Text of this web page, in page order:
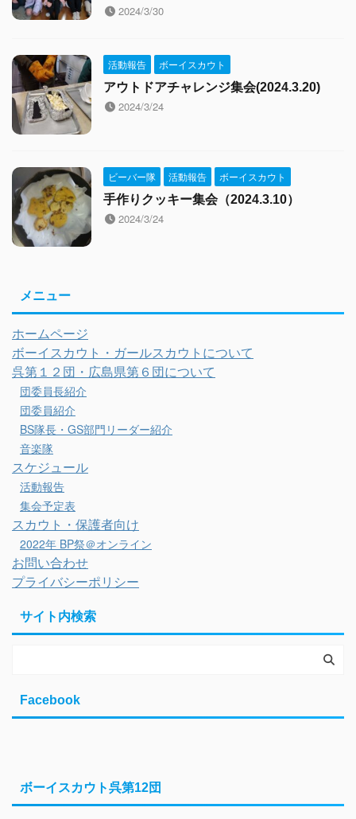
2024/3/30
活動報告
ボーイスカウト
アウトドアチャレンジ集会(2024.3.20)
2024/3/24
ビーバー隊 活動報告
ボーイスカウト
手作りクッキー集会（2024.3.10）
2024/3/24
メニュー
ホームページ
ボーイスカウト・ガールスカウトについて
呉第１２団・広島県第６団について
団委員長紹介
団委員紹介
BS隊長・GS部門リーダー紹介
音楽隊
スケジュール
活動報告
集会予定表
スカウト・保護者向け
2022年 BP祭＠オンライン
お問い合わせ
プライバシーポリシー
サイト内検索
Facebook
ボーイスカウト呉第12団